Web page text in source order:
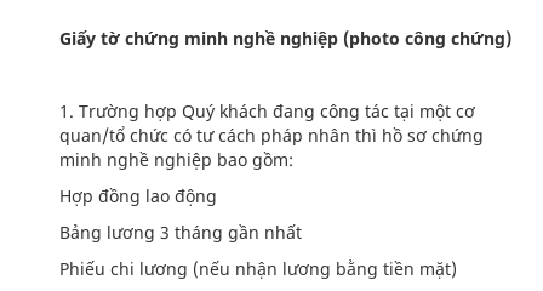
Giấy tờ chứng minh nghề nghiệp (photo công chứng)
1. Trường hợp Quý khách đang công tác tại một cơ
quan/tổ chức có tư cách pháp nhân thì hồ sơ chứng
minh nghề nghiệp bao gồm:
Hợp đồng lao động
Bảng lương 3 tháng gần nhất
Phiếu chi lương (nếu nhận lương bằng tiền mặt)